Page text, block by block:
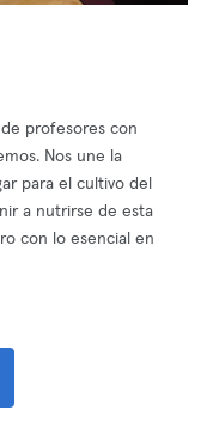
de profesores con
Nos une la
para el cultivo del
a nutrirse de esta
con lo esencial en